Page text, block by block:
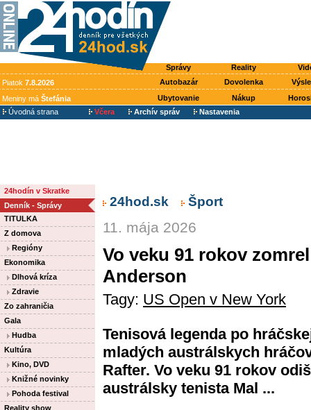
Správy Reality
Piatok 7.8.2026 Autobazár Dovolenka
Meniny má Štefánia Ubytovanie Nákup
Úvodná strana
Včera Archív správ Nastavenia
24hodín v Skratke
Denník - Správy
TITULKA
Z domova
Regióny
Ekonomika
Dlhová kríza
Zdravie
Zo zahraničia
Gala
Hudba
Kultúra
Kino, DVD
Knižné novinky
Pohoda festival
Reality show
24hod.sk Šport
11. mája 2026
Vo veku 91 rokov
Anderson
Tagy: US Open v New York
Tenisová legenda po
mladých austrálskych
Rafter. Vo veku 91 rokov
austrálsky tenista Mal ...